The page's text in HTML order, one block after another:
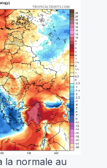
la normale au